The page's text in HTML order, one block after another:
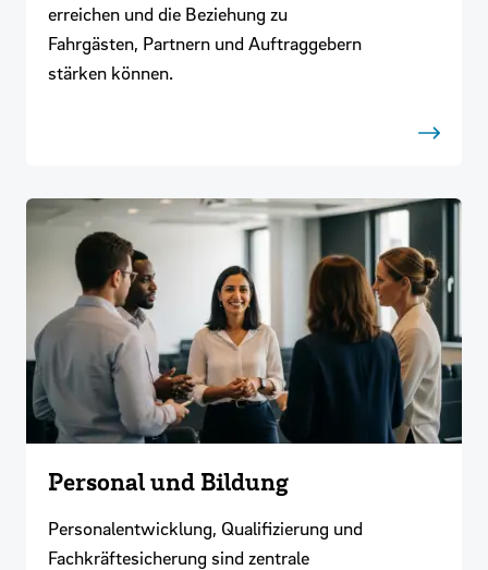
erreichen und die Beziehung zu
Fahrgästen, Partnern und Auftraggebern
stärken können.
Personal und Bildung
Personalentwicklung, Qualifizierung und
Fachkräftesicherung sind zentrale